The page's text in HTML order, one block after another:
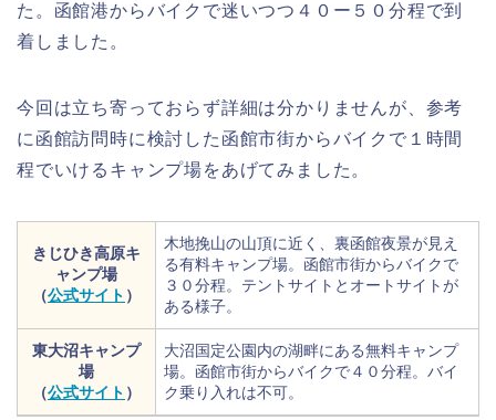
た。函館港からバイクで迷いつつ４０ー５０分程で到
着しました。
今回は立ち寄っておらず詳細は分かりませんが、参考
に函館訪問時に検討した函館市街からバイクで１時間
程でいけるキャンプ場をあげてみました。
きじひき高原キ
ャンプ場
（公式サイト ）
木地挽山の山頂に近く、裏函館夜景が見え
る有料キャンプ場。函館市街からバイクで
３０分程。テントサイトとオートサイトが
ある様子。
東大沼キャンプ
場
（公式サイト ）
大沼国定公園内の湖畔にある無料キャンプ
場。函館市街からバイクで４０分程。バイ
ク乗り入れは不可。